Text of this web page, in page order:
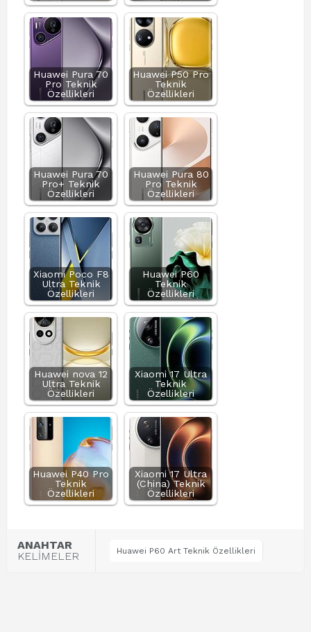
Huawei Pura 70
Pro Teknik
Özellikleri
Huawei P50 Pro
Teknik
Özellikleri
Huawei Pura 70
Pro+ Teknik
Özellikleri
Huawei Pura 80
Pro Teknik
Özellikleri
Xiaomi Poco F8
Ultra Teknik
Özellikleri
Huawei P60
Teknik
Özellikleri
Huawei nova 12
Ultra Teknik
Özellikleri
Xiaomi 17 Ultra
Teknik
Özellikleri
Huawei P40 Pro
Teknik
Özellikleri
Xiaomi 17 Ultra
(China) Teknik
Özellikleri
ANAHTAR
KELİMELER
Huawei P60 Art Teknik Özellikleri